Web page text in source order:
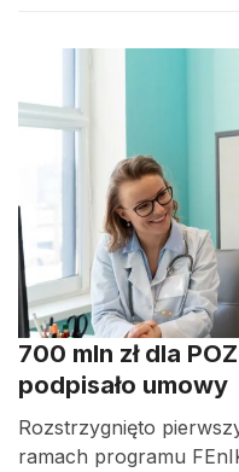
700 mln zł dla
podpisało umowy
Rozstrzygnięto
ramach programu